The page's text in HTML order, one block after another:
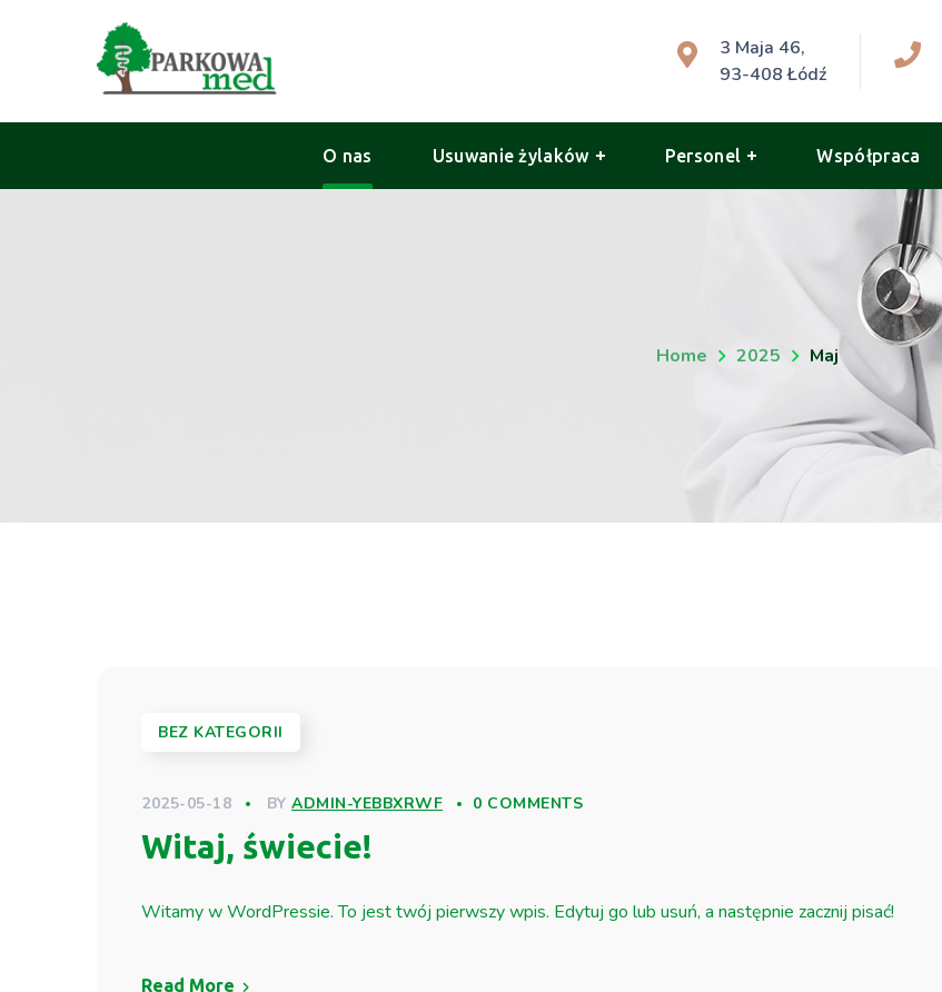
3 Maja 46,
93-408 Łódź
O nas Usuwanie żylaków Personel Współpraca
Home 2025 Maj
BEZ KATEGORII
2025-05-18 BY ADMIN-YEBBXRWF 0 COMMENTS
Witaj, świecie!
Witamy w WordPressie. To jest twój pierwszy wpis. Edytuj go lub usuń, a następnie zacznij pisać!
Read More